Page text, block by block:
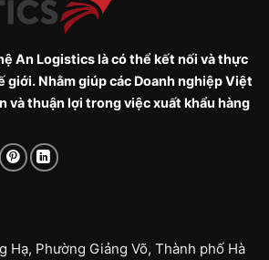
An Logistics là có thể kết nối và thực
giới. Nhằm giúp các Doanh nghiệp Việt
và thuận lợi trong việc xuất khẩu hàng
Hạ, Phường Giảng Võ, Thành phố Hà